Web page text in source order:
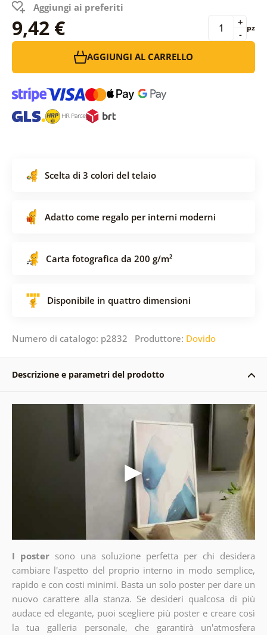
Aggiungi ai preferiti
9,42 € -
+ pz
AGGIUNGI AL CARRELLO
Scelta di 3 colori del telaio
Adatto come regalo per interni moderni
Carta fotografica da 200 g/m²
Disponibile in quattro dimensioni
Numero di catalogo: p2832 Produttore: Dovido
Descrizione e parametri del prodotto
I poster sono una soluzione perfetta per chi desidera
cambiare l'aspetto del proprio interno in modo semplice,
rapido e con costi minimi. Basta un solo poster per dare un
nuovo carattere alla stanza. Se desideri qualcosa di più
audace ed elegante, puoi scegliere più poster e creare così
la tua galleria personale, che garantirà un'atmosfera